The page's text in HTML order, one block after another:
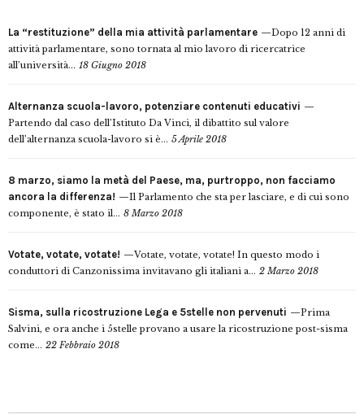
La “restituzione” della mia attività parlamentare
Dopo 12 anni di
attività parlamentare, sono tornata al mio lavoro di ricercatrice
all’università... 18 Giugno 2018
Alternanza scuola-lavoro, potenziare contenuti educativi
Partendo dal caso dell’Istituto Da Vinci, il dibattito sul valore
dell’alternanza scuola-lavoro si è... 5 Aprile 2018
8 marzo, siamo la metà del Paese, ma, purtroppo, non facciamo
ancora la differenza!
Il Parlamento che sta per lasciare, e di cui sono
componente, è stato il... 8 Marzo 2018
Votate, votate, votate!
Votate, votate, votate! In questo modo i
conduttori di Canzonissima invitavano gli italiani a... 2 Marzo 2018
Sisma, sulla ricostruzione Lega e 5stelle non pervenuti
Prima
Salvini, e ora anche i 5stelle provano a usare la ricostruzione post-sisma
come... 22 Febbraio 2018